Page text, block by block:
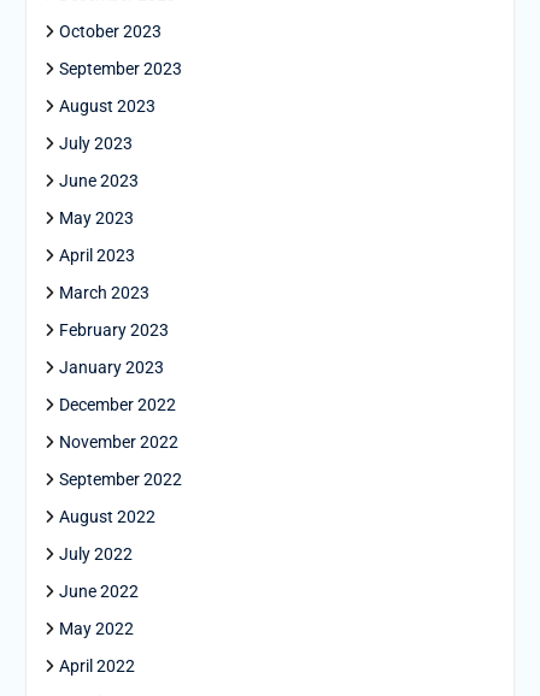
October 2023
September 2023
August 2023
July 2023
June 2023
May 2023
April 2023
March 2023
February 2023
January 2023
December 2022
November 2022
September 2022
August 2022
July 2022
June 2022
May 2022
April 2022